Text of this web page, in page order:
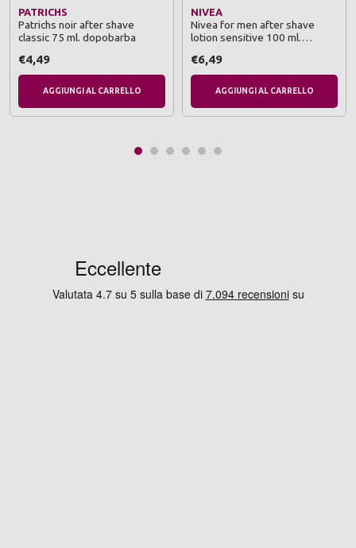
PATRICHS
Patrichs noir after shave
classic 75 ml. dopobarba
€4,49
AGGIUNGI AL CARRELLO
NIVEA
Nivea for men after shave
lotion sensitive 100 ml.
€6,49
AGGIUNGI AL CARRELLO